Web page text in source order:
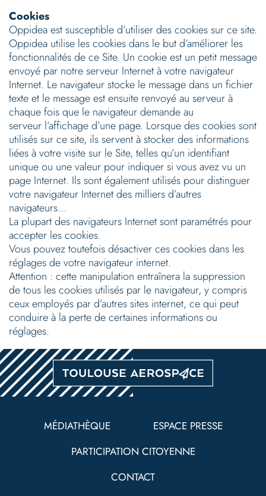
Cookies
Oppidea est susceptible d’utiliser des cookies sur ce site.
Oppidea utilise les cookies dans le but d’améliorer les
fonctionnalités de ce Site. Un cookie est un petit message
envoyé par notre serveur Internet à votre navigateur
Internet. Le navigateur stocke le message dans un fichier
texte et le message est ensuite renvoyé au serveur à
chaque fois que le navigateur demande au
serveur l’affichage d’une page. Lorsque des cookies sont
utilisés sur ce site, ils servent à stocker des informations
liées à votre visite sur le Site, telles qu’un identifiant
unique ou une valeur pour indiquer si vous avez vu un
page Internet. Ils sont également utilisés pour distinguer
votre navigateur Internet des milliers d’autres
navigateurs…
La plupart des navigateurs Internet sont paramétrés pour
accepter les cookies.
Vous pouvez toutefois désactiver ces cookies dans les
réglages de votre navigateur internet.
Attention : cette manipulation entraînera la suppression
de tous les cookies utilisés par le navigateur, y compris
ceux employés par d’autres sites internet, ce qui peut
conduire à la perte de certaines informations ou
réglages.
MÉDIATHÈQUE
ESPACE PRESSE
PARTICIPATION CITOYENNE
CONTACT